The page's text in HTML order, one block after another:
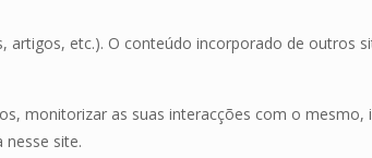
etc.). O conteúdo incorporado de outros
monitorizar as suas interacções com o mesmo,
site.